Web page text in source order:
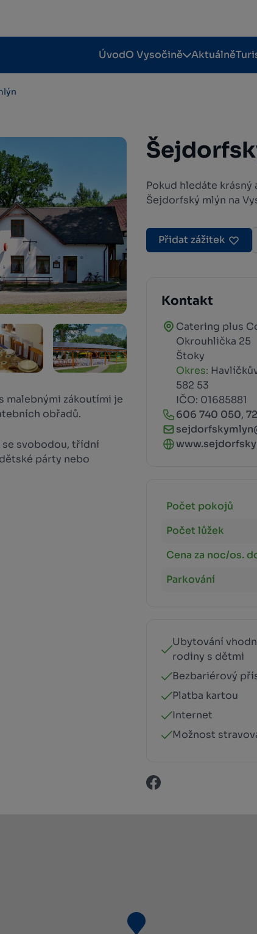
ÚvodO Vysočině Aktuálně
Pokud hledáte
Šejdorfský mlýn na
Přidat zážitek
Kontakt
Catering plus
Okrouhlička 25
Štoky
Okres:
582 53
IČO: 01685881
606 740 050,
Počet pokojů
Počet lůžek
Cena za noc/os.
Parkování
Ubytování
rodiny s dětmi
Bezbariérový
Platba kartou
Internet
Možnost
malebnými zákoutími je
obřadů.
se svobodou, třídní
párty nebo